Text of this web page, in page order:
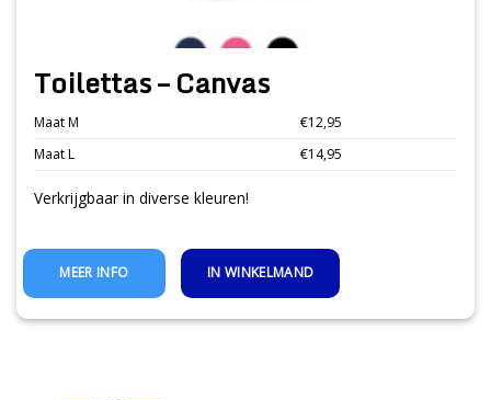
Toilettas – Canvas
Maat M
€12,95
Maat L
€14,95
Verkrijgbaar in diverse kleuren!
IN WINKELMAND
MEER INFO